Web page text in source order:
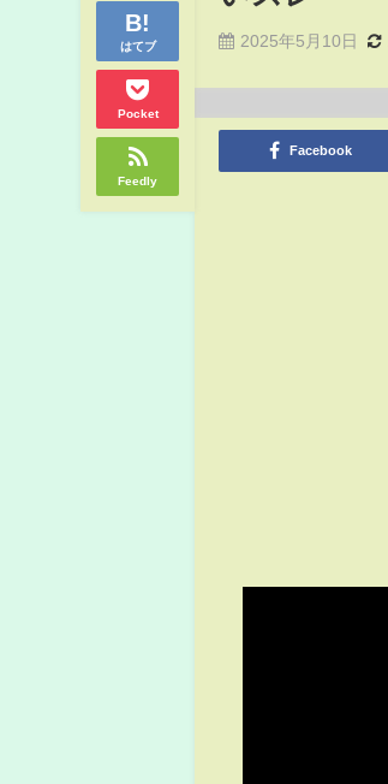
はてブ
Pocket
Feedly
2025年5月10日
Facebook